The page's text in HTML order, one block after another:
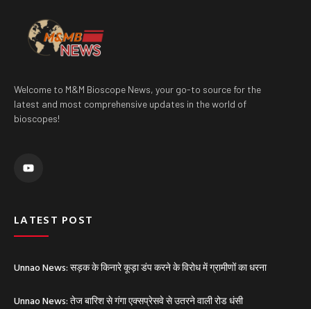
Welcome to M&M Bioscope News, your go-to source for the
latest and most comprehensive updates in the world of
bioscopes!
u
LATEST POST
Unnao News: सड़क के किनारे कूड़ा डंप करने के विरोध में ग्रामीणों का धरना
Unnao News: तेज बारिश से गंगा एक्सप्रेसवे से उतरने वाली रोड धंसी